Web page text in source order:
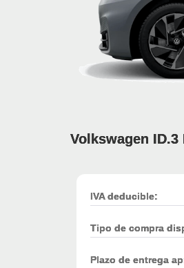
Volkswagen ID.3
IVA deducible:
Tipo de compra
Plazo de entrega